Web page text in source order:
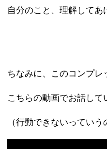
自分のこと、理解して
ちなみに、このコンプレ
こちらの動画でお話して
（行動できないっていう